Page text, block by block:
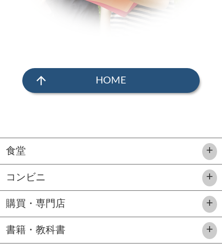
arrow_upward HOME
食堂
コンビニ
購買・専門店
書籍・教科書